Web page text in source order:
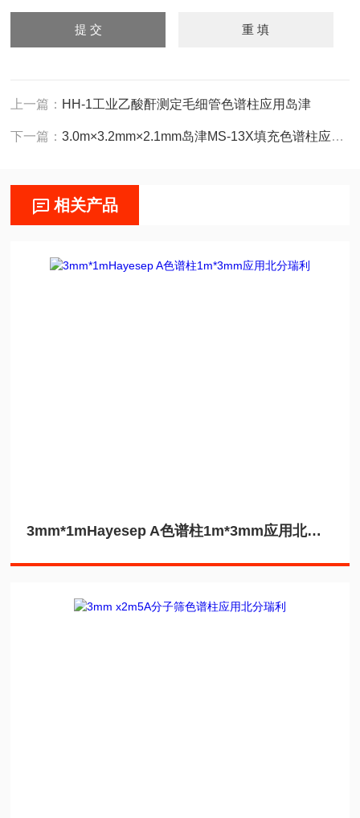
上一篇： HH-1工业乙酸酐测定毛细管色谱柱应用岛津
下一篇：3.0m×3.2mm×2.1mm岛津MS-13X填充色谱柱应用GC14C
相关产品
3mm*1mHayesep A色谱柱1m*3mm应用北分瑞利